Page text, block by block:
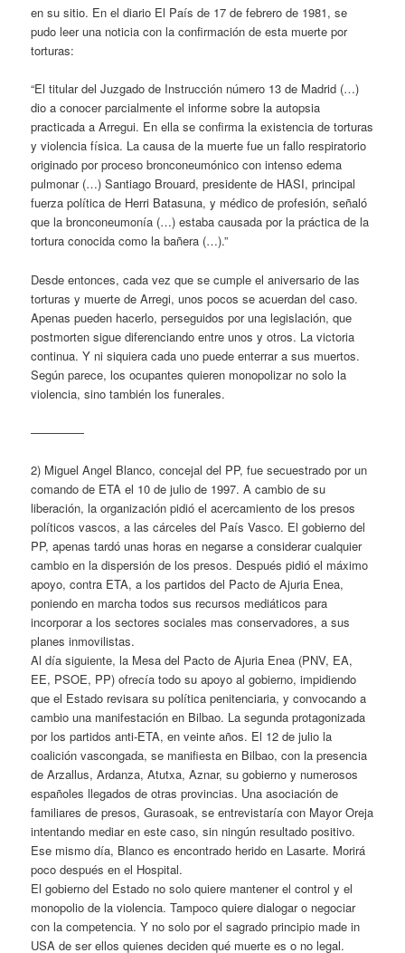
en su sitio. En el diario El País de 17 de febrero de 1981, se
pudo leer una noticia con la confirmación de esta muerte por
torturas:
“El titular del Juzgado de Instrucción número 13 de Madrid (…)
dio a conocer parcialmente el informe sobre la autopsia
practicada a Arregui. En ella se confirma la existencia de torturas
y violencia física. La causa de la muerte fue un fallo respiratorio
originado por proceso bronconeumónico con intenso edema
pulmonar (…) Santiago Brouard, presidente de HASI, principal
fuerza política de Herri Batasuna, y médico de profesión, señaló
que la bronconeumonía (…) estaba causada por la práctica de la
tortura conocida como la bañera (…).”
Desde entonces, cada vez que se cumple el aniversario de las
torturas y muerte de Arregi, unos pocos se acuerdan del caso.
Apenas pueden hacerlo, perseguidos por una legislación, que
postmorten sigue diferenciando entre unos y otros. La victoria
continua. Y ni siquiera cada uno puede enterrar a sus muertos.
Según parece, los ocupantes quieren monopolizar no solo la
violencia, sino también los funerales.
–————
2) Miguel Angel Blanco, concejal del PP, fue secuestrado por un
comando de ETA el 10 de julio de 1997. A cambio de su
liberación, la organización pidió el acercamiento de los presos
políticos vascos, a las cárceles del País Vasco. El gobierno del
PP, apenas tardó unas horas en negarse a considerar cualquier
cambio en la dispersión de los presos. Después pidió el máximo
apoyo, contra ETA, a los partidos del Pacto de Ajuria Enea,
poniendo en marcha todos sus recursos mediáticos para
incorporar a los sectores sociales mas conservadores, a sus
planes inmovilistas.
Al día siguiente, la Mesa del Pacto de Ajuria Enea (PNV, EA,
EE, PSOE, PP) ofrecía todo su apoyo al gobierno, impidiendo
que el Estado revisara su política penitenciaria, y convocando a
cambio una manifestación en Bilbao. La segunda protagonizada
por los partidos anti-ETA, en veinte años. El 12 de julio la
coalición vascongada, se manifiesta en Bilbao, con la presencia
de Arzallus, Ardanza, Atutxa, Aznar, su gobierno y numerosos
españoles llegados de otras provincias. Una asociación de
familiares de presos, Gurasoak, se entrevistaría con Mayor Oreja
intentando mediar en este caso, sin ningún resultado positivo.
Ese mismo día, Blanco es encontrado herido en Lasarte. Morirá
poco después en el Hospital.
El gobierno del Estado no solo quiere mantener el control y el
monopolio de la violencia. Tampoco quiere dialogar o negociar
con la competencia. Y no solo por el sagrado principio made in
USA de ser ellos quienes deciden qué muerte es o no legal.